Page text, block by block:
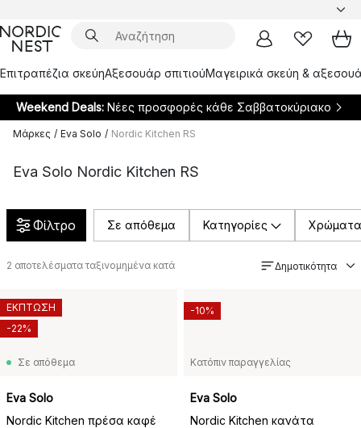
Επιτραπέζια σκεύηΑξεσουάρ σπιτιούΜαγειρικά σκεύη &
Weekend Deals: Νέες προσφορές κάθε Σαββατοκύριακο
Μάρκες / Eva Solo / Nordic Kitchen RS
Eva Solo Nordic Kitchen RS
Φίλτρο Σε απόθεμα Κατηγορίες Χρώματα
2 αποτελέσματα ταξινομημένα κατά Δημοτικότητα
Σε απόθεμα
Eva Solo
Nordic Kitchen πρέσα καφέ
ΕΚΠΤΩΣΗ
-22%
Κατόπιν παραγγελίας
Eva Solo
Nordic Kitchen κανάτα
-10%